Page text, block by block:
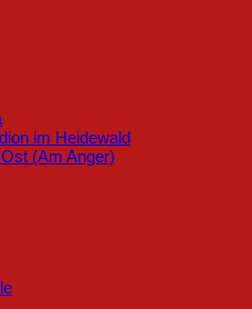
im Heidewald
(Am Anger)